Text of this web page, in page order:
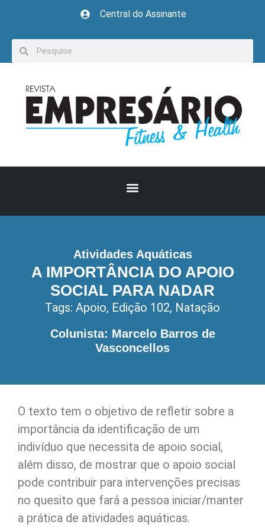
Central do Assinante
Atividades Aquáticas
A IMPORTÂNCIA DO APOIO
SOCIAL PARA NADAR
Tags: Apoio, Edição 102, Natação
Colunista: Marcelo Barros de
Vasconcellos
O texto tem o objetivo de refletir sobre a
importância da identificação de um
indivíduo que necessita de apoio social,
além disso, de mostrar que o apoio social
pode contribuir para intervenções precisas
no quesito que fará a pessoa iniciar/manter
a prática de atividades aquáticas.